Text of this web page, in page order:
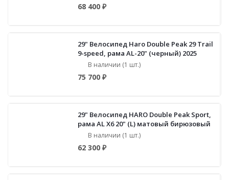
68 400 ₽
29" Велосипед Haro Double Peak 29 Trail
9-speed, рама AL-20" (черный) 2025
В наличии (1 шт.)
75 700 ₽
29" Велосипед HARO Double Peak Sport,
рама AL X6 20" (L) матовый бирюзовый
В наличии (1 шт.)
62 300 ₽